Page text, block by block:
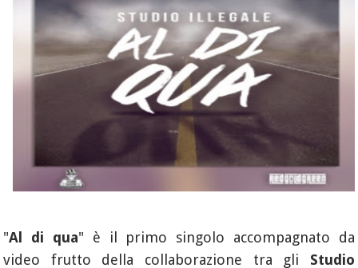
"Al di qua" è il primo singolo accompagnato da
video frutto della collaborazione tra gli Studio